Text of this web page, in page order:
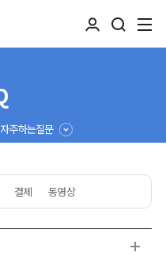
자주하는질문
결제 동영상